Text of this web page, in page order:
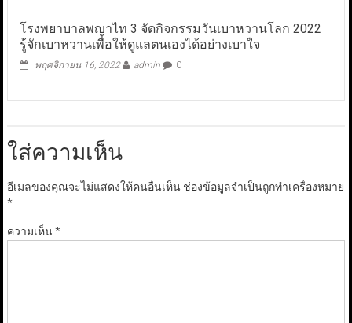
โรงพยาบาลพญาไท 3 จัดกิจกรรมวันเบาหวานโลก 2022
รู้จักเบาหวานเพื่อให้ดูแลตนเองได้อย่างเบาใจ
พฤศจิกายน 16, 2022 admin 0
ใส่ความเห็น
อีเมลของคุณจะไม่แสดงให้คนอื่นเห็น ช่องข้อมูลจำเป็นถูกทำเครื่องหมาย
*
ความเห็น*